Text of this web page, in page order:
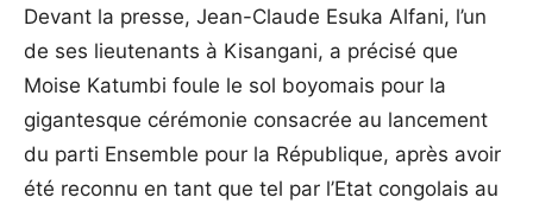
Devant la presse, Jean-Claude Esuka Alfani, l’un
de ses lieutenants à Kisangani, a précisé que
Moise Katumbi foule le sol boyomais pour la
gigantesque cérémonie consacrée au lancement
du parti Ensemble pour la République, après avoir
été reconnu en tant que tel par l’Etat congolais au